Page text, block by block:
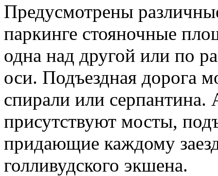
Предусмотрены
паркинге стояночные
одна над другой или по
оси. Подъездная дорога
спирали или серпантина.
присутствуют мосты,
придающие каждому
голливудского экшена.